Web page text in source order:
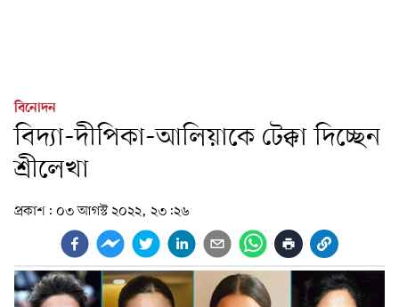
বিনোদন
বিদ্যা-দীপিকা-আলিয়াকে টেক্কা দিচ্ছেন
শ্রীলেখা
প্রকাশ: ০৩ আগস্ট ২০২২, ২৩:২৬